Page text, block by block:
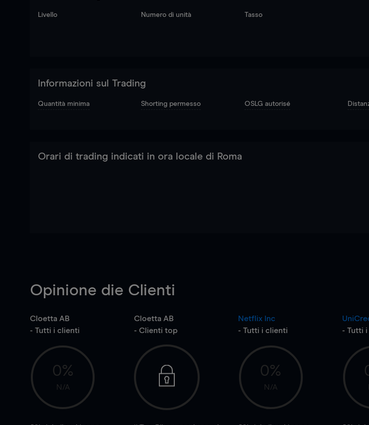
Livello Numero di unità Tasso
Informazioni sul Trading
Quantità minima Shorting permesso OSLG autorisé
Orari di trading indicati in ora locale di Roma
Opinione die Clienti
Cloetta AB
- Tutti i clienti
0%
N/A
Cloetta AB
- Clienti top
Netflix Inc
- Tutti i clienti
0%
N/A
- Tutti